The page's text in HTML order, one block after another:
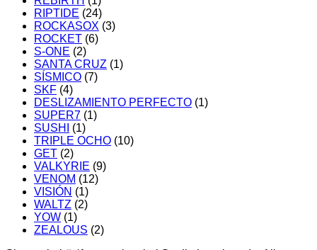
RIPTIDE (24)
ROCKASOX (3)
ROCKET (6)
S-ONE (2)
SANTA CRUZ (1)
SÍSMICO (7)
SKF (4)
DESLIZAMIENTO PERFECTO (1)
SUPER7 (1)
SUSHI
(1)
TRIPLE OCHO (10)
GET (2)
VALKYRIE (9)
VENOM (12)
VISIÓN (1)
WALTZ (2)
YOW (1)
ZEALOUS (2)